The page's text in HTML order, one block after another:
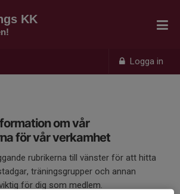
Logga in
KK
om vår
för vår verkamhet
rubrikerna till vänster för att hitta
träningsgrupper och annan
för dig som medlem.